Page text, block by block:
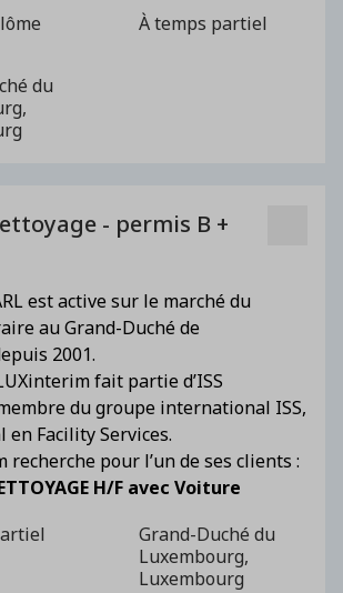
À temps partiel
du
- permis B +
est active sur le marché du
au Grand-Duché de
2001.
fait partie d’ISS
du groupe international ISS,
en Facility Services.
recherche pour l’un de ses clients :
H/F avec Voiture
Grand-Duché du
Luxembourg,
Luxembourg